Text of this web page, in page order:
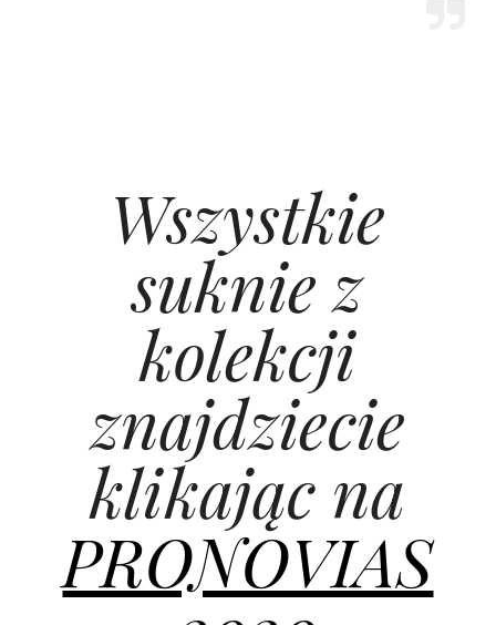
Wszystkie
suknie z
kolekcji
znajdziecie
klikając na
PRONOVIAS